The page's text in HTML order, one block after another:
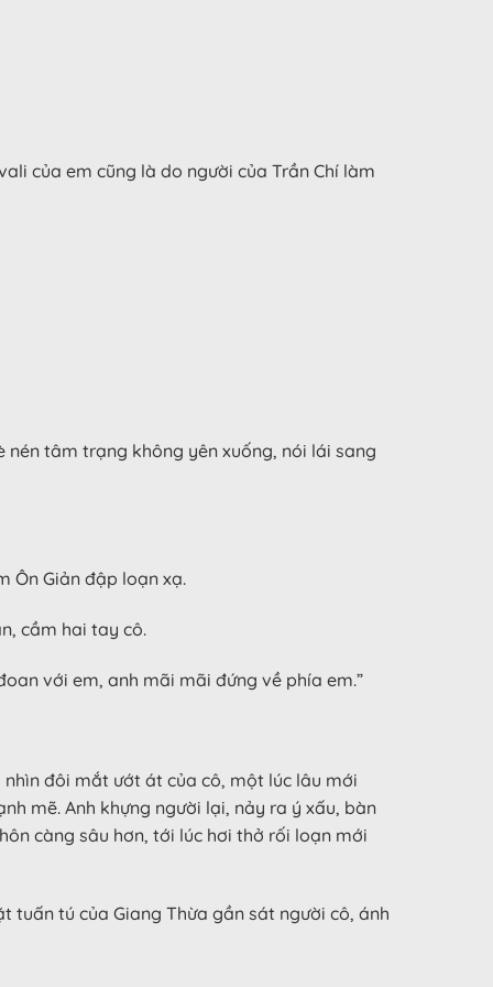
của em cũng là do người của Trần Chí làm
nén tâm trạng không yên xuống, nói lái sang
Ôn Giản đập loạn xạ.
cầm hai tay cô.
với em, anh mãi mãi đứng về phía em.”
đôi mắt ướt át của cô, một lúc lâu mới
mẽ. Anh khựng người lại, nảy ra ý xấu, bàn
càng sâu hơn, tới lúc hơi thở rối loạn mới
tuấn tú của Giang Thừa gần sát người cô, ánh